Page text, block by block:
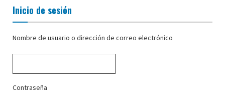
Inicio de sesión
Nombre de usuario o dirección de correo electrónico
Contraseña